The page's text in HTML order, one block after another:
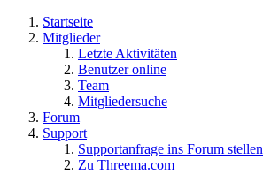
Startseite
Mitglieder
Letzte Aktivitäten
Benutzer online
Team
Mitgliedersuche
Forum
Support
Supportanfrage ins Forum stellen
Zu Threema.com